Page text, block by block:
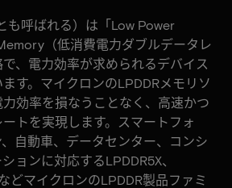
も呼ばれる）は「Low Power
（低消費電力ダブルデータレ
、電力効率が求められるデバイス
す。マイクロンのLPDDRメモリソ
効率を損なうことなく、高速かつ
トを実現します。スマートフォ
自動車、データセンター、コンシ
ョンに対応するLPDDR5X、
どマイクロンのLPDDR製品ファミ